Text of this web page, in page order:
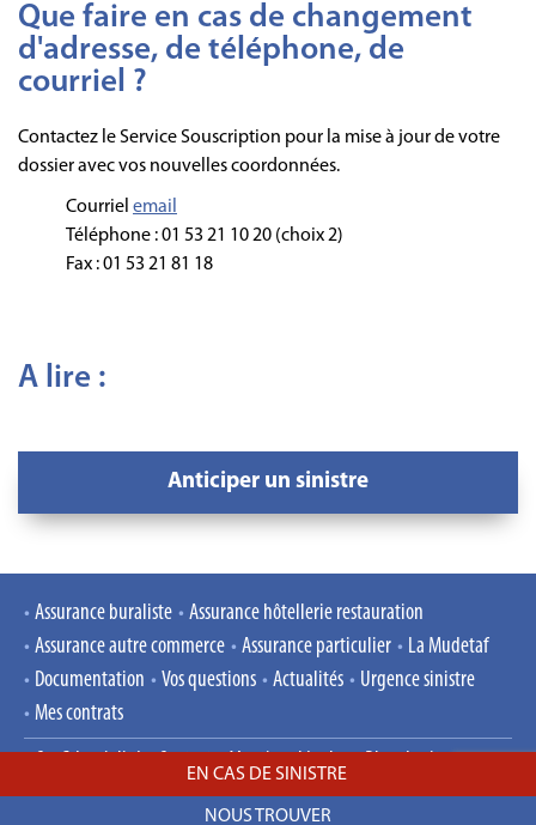
EN CAS DE SINISTRE
Déclaration en ligne
NOUS TROUVER
Que faire en cas de changement
d'adresse, de téléphone, de
courriel ?
Contactez le Service Souscription pour la mise à jour de votre
dossier avec vos nouvelles coordonnées.
Courriel email
Téléphone : 01 53 21 10 20 (choix 2)
Fax : 01 53 21 81 18
A lire :
Anticiper un sinistre
Assurance buraliste
Assurance hôtellerie restauration
Assurance autre commerce
Assurance particulier
La Mudetaf
Documentation
Vos questions Actualités
Urgence sinistre
Mes contrats
Contact Mentions légales
Réclamations